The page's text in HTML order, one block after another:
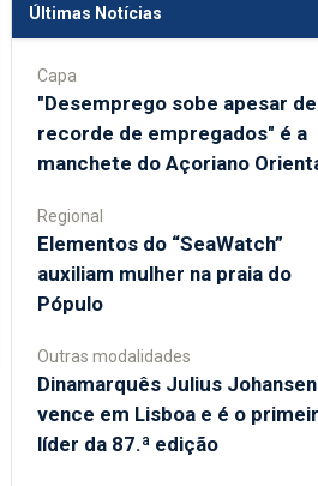
Últimas Notícias
Capa
"Desemprego sobe apesar de
recorde de empregados" é a
manchete do Açoriano
Regional
​Elementos do “SeaWatch”
auxiliam mulher na praia do
Pópulo
Outras modalidades
Dinamarquês Julius Johansen
vence em Lisboa e é o
líder da 87.ª edição